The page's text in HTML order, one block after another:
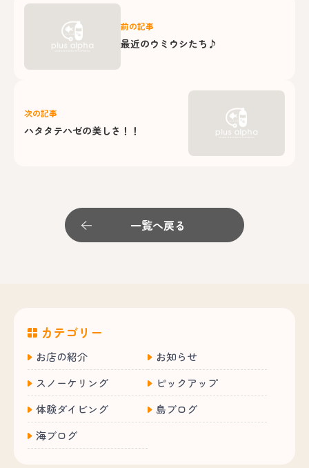
前の記事
最近のウミウシたち♪
次の記事
ハタタテハゼの美しさ！！
一覧へ戻る
カテゴリー
お店の紹介
お知らせ
スノーケリング
ピックアップ
体験ダイビング
島ブログ
海ブログ